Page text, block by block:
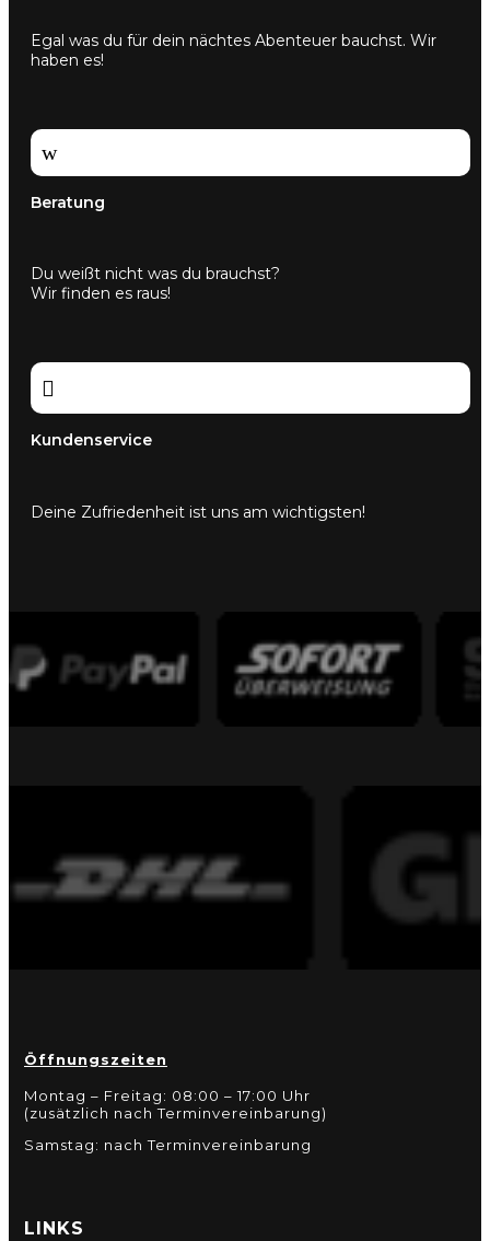
Egal was du für dein nächtes Abenteuer bauchst. Wir
haben es!
w
Beratung
Du weißt nicht was du brauchst?
Wir finden es raus!

Kundenservice
Deine Zufriedenheit ist uns am wichtigsten!
Öffnungszeiten
Montag – Freitag: 08:00 – 17:00 Uhr
(zusätzlich nach Terminvereinbarung)
Samstag: nach Terminvereinbarung
LINKS